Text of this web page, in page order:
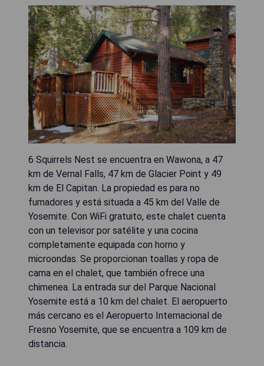
6 Squirrels Nest se encuentra en Wawona, a 47
km de Vernal Falls, 47 km de Glacier Point y 49
km de El Capitan. La propiedad es para no
fumadores y está situada a 45 km del Valle de
Yosemite. Con WiFi gratuito, este chalet cuenta
con un televisor por satélite y una cocina
completamente equipada con horno y
microondas. Se proporcionan toallas y ropa de
cama en el chalet, que también ofrece una
chimenea. La entrada sur del Parque Nacional
Yosemite está a 10 km del chalet. El aeropuerto
más cercano es el Aeropuerto Internacional de
Fresno Yosemite, que se encuentra a 109 km de
distancia.